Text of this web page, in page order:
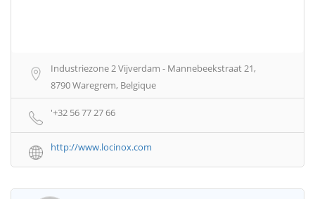
Industriezone 2 Vijverdam - Mannebeekstraat 21,
8790 Waregrem, Belgique
'+32 56 77 27 66
http://www.locinox.com